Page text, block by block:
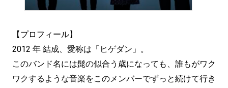
【プロフィール】
2012 年 結成、愛称は「ヒゲダン」。
このバンド名には髭の似合う歳になっても、誰もがワク
ワクするような音楽をこのメンバーでずっと続けて行き